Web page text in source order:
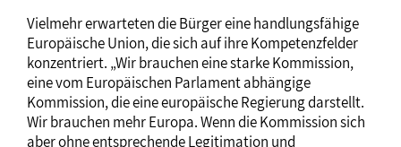
Vielmehr erwarteten die Bürger eine handlungsfähige
Europäische Union, die sich auf ihre Kompetenzfelder
konzentriert. „Wir brauchen eine starke Kommission,
eine vom Europäischen Parlament abhängige
Kommission, die eine europäische Regierung darstellt.
Wir brauchen mehr Europa. Wenn die Kommission sich
aber ohne entsprechende Legitimation und